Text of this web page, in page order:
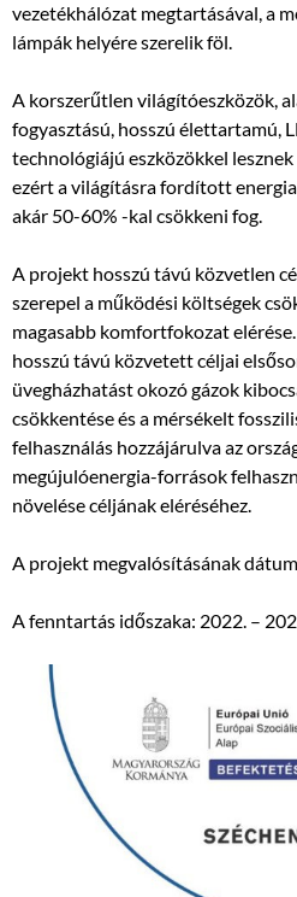
vezetékhálózat megtartásával, a
lámpák helyére szerelik föl.
A korszerűtlen világítóeszközök,
fogyasztású, hosszú élettartamú,
technológiájú eszközökkel
ezért a világításra fordított
akár 50-60% -kal csökkeni fog.
A projekt hosszú távú közvetlen
szerepel a működési költségek
magasabb komfortfokozat
hosszú távú közvetett céljai
üvegházhatást okozó gázok
csökkentése és a mérsékelt
felhasználás hozzájárulva az
megújulóenergia-források
növelése céljának eléréséhez.
A projekt megvalósításának
A fenntartás időszaka: 2022. –